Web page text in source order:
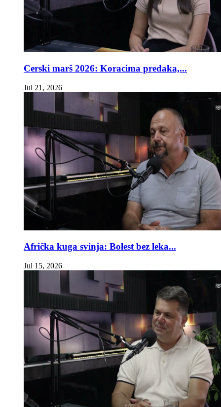
Cerski marš 2026: Koracima predaka,...
Jul 21, 2026
Afrička kuga svinja: Bolest bez leka...
Jul 15, 2026